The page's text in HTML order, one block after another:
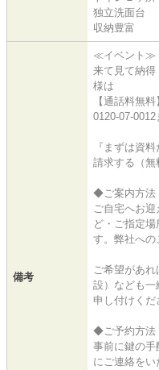
独立洗面台
収納豊富
備考
≪イベント≫
来て見て納得
様は
【通話料無
0120-07-0012
『まずは資
請求する（無
◆ご案内方法
ご自宅へお
ど・ご指定
す。弊社への
ご希望があ
設）なども一
申し付けくだ
◆ご予約方法
事前に鍵の手
にご連絡をい